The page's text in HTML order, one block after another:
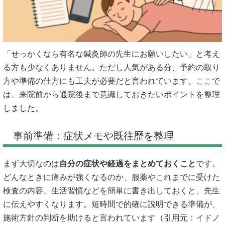
「せっかくなら有名な鍼灸師の先生にお願いしたい」と考え
る方も少なくありません。ただし人気がある分、予約の取り
方や準備の仕方にも工夫が必要だと言われています。ここで
は、来院前から通院後まで意識しておきたいポイントを整理
しました。
事前準備：症状メモや既往歴を整理
まず大切なのは自分の症状や経過をまとめておくことです。
どんなときに痛みが強くなるのか、服薬やこれまでに受けた
検査の内容、生活習慣などを簡単に書き出しておくと、先生
に伝えやすくなります。短時間で的確に説明できる準備が、
施術方針の判断を助けると言われています（引用元： イドノ